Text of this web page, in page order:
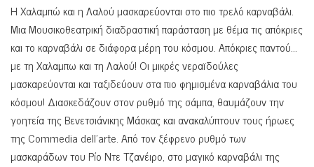
Η Χαλαμπώ και η Λαλού μασκαρεύονται στο πιο τρελό καρναβάλι.
Μια Μουσικοθεατρική διαδραστική παράσταση με θέμα τις απόκριες
και το καρναβάλι σε διάφορα μέρη του κόσμου. Απόκριες παντού…
με τη Χαλαμπω και τη Λαλού! Οι μικρές νεραϊδούλες
μασκαρεύονται και ταξιδεύουν στα πιο φημισμένα καρναβάλια του
κόσμου! Διασκεδάζουν στον ρυθμό της σάμπα, θαυμάζουν την
γοητεία της Βενετσιάνικης Μάσκας και ανακαλύπτουν τους ήρωες
της Commedia dell’arte. Από τον ξέφρενο ρυθμό των
μασκαράδων του Ρίο Ντε Τζανέιρο, στο μαγικό καρναβάλι της